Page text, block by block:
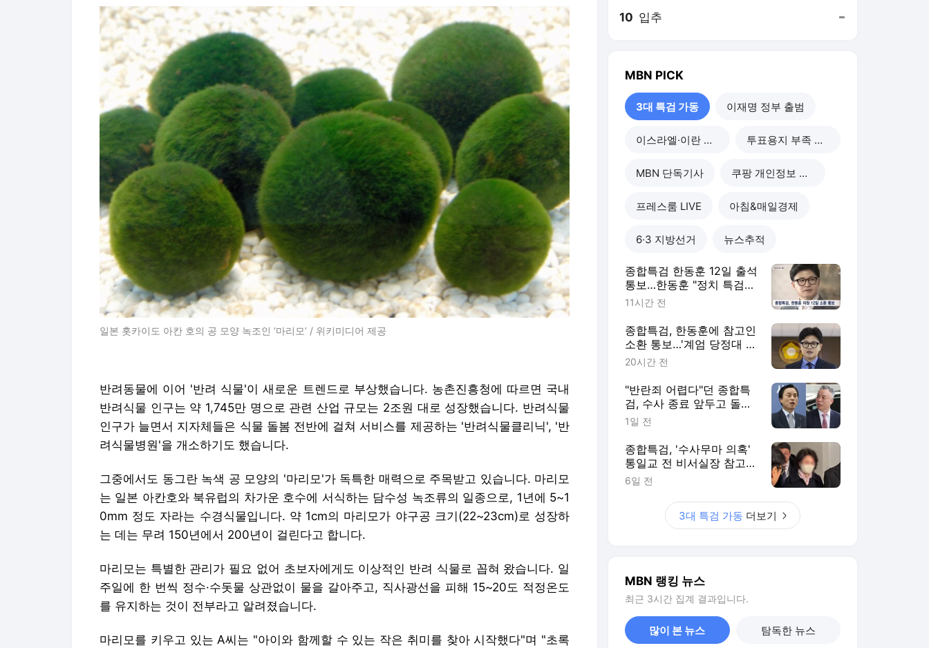
일본 홋카이도 아칸 호의 공 모양 녹조인 ‘마리모’ / 위키미디어 제공
반려동물에 이어 '반려 식물'이 새로운 트렌드로 부상했습니다. 농촌진흥청에 따르면 국내
반려식물 인구는 약 1,745만 명으로 관련 산업 규모는 2조원 대로 성장했습니다. 반려식물
인구가 늘면서 지자체들은 식물 돌봄 전반에 걸쳐 서비스를 제공하는 '반려식물클리닉', '반
려식물병원'을 개소하기도 했습니다.
그중에서도 동그란 녹색 공 모양의 '마리모'가 독특한 매력으로 주목받고 있습니다. 마리모
는 일본 아칸호와 북유럽의 차가운 호수에 서식하는 담수성 녹조류의 일종으로, 1년에 5~1
0mm 정도 자라는 수경식물입니다. 약 1cm의 마리모가 야구공 크기(22~23cm)로 성장하
는 데는 무려 150년에서 200년이 걸린다고 합니다.
마리모는 특별한 관리가 필요 없어 초보자에게도 이상적인 반려 식물로 꼽혀 왔습니다. 일
주일에 한 번씩 정수·수돗물 상관없이 물을 갈아주고, 직사광선을 피해 15~20도 적정온도
를 유지하는 것이 전부라고 알려졌습니다.
마리모를 키우고 있는 A씨는 "아이와 함께할 수 있는 작은 취미를 찾아 시작했다"며 "초록
10 입추
MBN PICK
3대 특검 가동 이재명 정부 출범
이스라엘·이란 전쟁 투표용지 부족 사태
MBN 단독기사 쿠팡 개인정보 유출
프레스룸 LIVE 아침&매일경제
6·3 지방선거 뉴스추적
종합특검 한동훈 12일 출석
통보…한동훈 "정치 특검의
언론플레이"
11시간 전
종합특검, 한동훈에 참고인
소환 통보…'계엄 당정대 회
의' 참석 관련
20시간 전
"반란죄 어렵다"던 종합특
검, 수사 종료 앞두고 돌연
의견 조회
1일 전
종합특검, '수사무마 의혹'
통일교 전 비서실장 참고인
소환
6일 전
3대 특검 가동 더보기
MBN 랭킹 뉴스
최근 3시간 집계 결과입니다.
많이 본 뉴스 탐독한 뉴스